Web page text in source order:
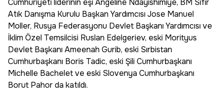
Cumhuriyeti liderinin eşi Angeline Ndayishimiye, BM Sıfır
Atık Danışma Kurulu Başkan Yardımcısı Jose Manuel
Moller, Rusya Federasyonu Devlet Başkanı Yardımcısı ve
İklim Özel Temsilcisi Ruslan Edelgeriev, eski Morityus
Devlet Başkanı Ameenah Gurib, eski Sırbistan
Cumhurbaşkanı Boris Tadic, eski Şili Cumhurbaşkanı
Michelle Bachelet ve eski Slovenya Cumhurbaşkanı
Borut Pahor da katıldı.